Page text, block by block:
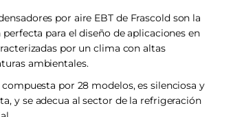
por aire EBT de Frascold son la
perfecta para el diseño de aplicaciones en
por un clima con altas
ambientales.
compuesta por 28 modelos, es silenciosa y
y se adecua al sector de la refrigeración